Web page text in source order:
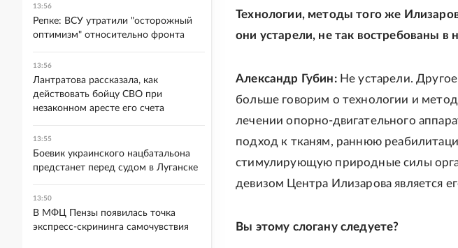
Технологии, методы того же
они устарели, не так востребованы в
Александр Губин:Не устарели.
больше говорим о технологии и
лечении опорно-двигательного
подход к тканям, раннюю
стимулирующую природные силы
девизом Центра Илизарова является
Вы этому слогану следуете?
13:56
Репке: ВСУ утратили "осторожный
оптимизм" относительно фронта
13:56
Лантратова рассказала, как
действовать бойцу СВО при
незаконном аресте его счета
13:55
Боевик украинского нацбатальона
предстанет перед судом в Луганске
13:50
В МФЦ Пензы появилась точка
экспресс-скрининга самочувствия